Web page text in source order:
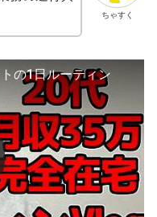
ちゃすく
の1日ルーティン